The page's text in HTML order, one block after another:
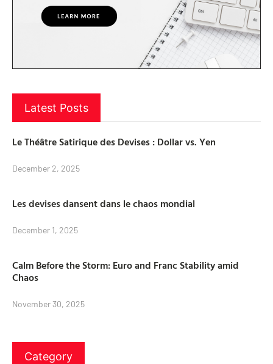
Latest Posts
Le Théâtre Satirique des Devises : Dollar vs. Yen
December 2, 2025
Les devises dansent dans le chaos mondial
December 1, 2025
Calm Before the Storm: Euro and Franc Stability amid
Chaos
November 30, 2025
Category